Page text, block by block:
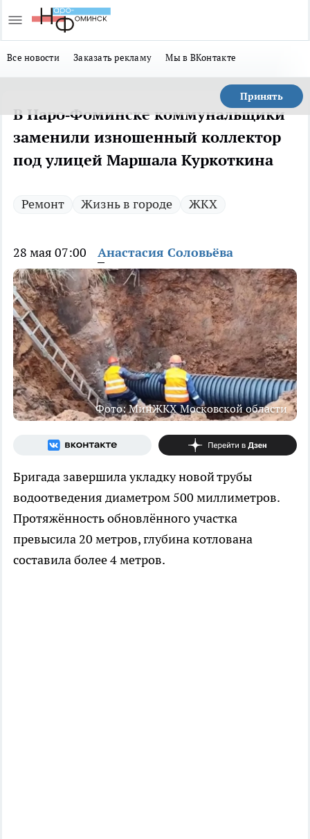
Все новости Заказать рекламу Мы в ВКонтакте
Принять
В Наро‑Фоминске коммунальщики
заменили изношенный коллектор
под улицей Маршала Куркоткина
Ремонт Жизнь в городе ЖКХ
28 мая 07:00 Анастасия Соловьёва
Фото: МинЖКХ Московской области
Бригада завершила укладку новой трубы
водоотведения диаметром 500 миллиметров.
Протяжённость обновлённого участка
превысила 20 метров, глубина котлована
составила более 4 метров.